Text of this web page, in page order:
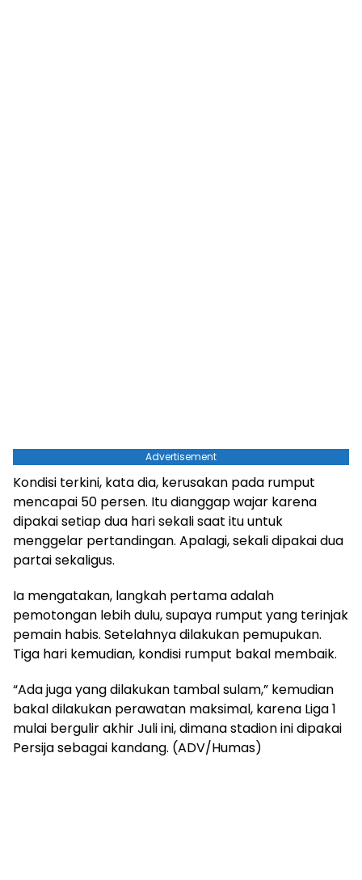
Advertisement
Kondisi terkini, kata dia, kerusakan pada rumput
mencapai 50 persen. Itu dianggap wajar karena
dipakai setiap dua hari sekali saat itu untuk
menggelar pertandingan. Apalagi, sekali dipakai dua
partai sekaligus.
Ia mengatakan, langkah pertama adalah
pemotongan lebih dulu, supaya rumput yang terinjak
pemain habis. Setelahnya dilakukan pemupukan.
Tiga hari kemudian, kondisi rumput bakal membaik.
“Ada juga yang dilakukan tambal sulam,” kemudian
bakal dilakukan perawatan maksimal, karena Liga 1
mulai bergulir akhir Juli ini, dimana stadion ini dipakai
Persija sebagai kandang. (ADV/Humas)